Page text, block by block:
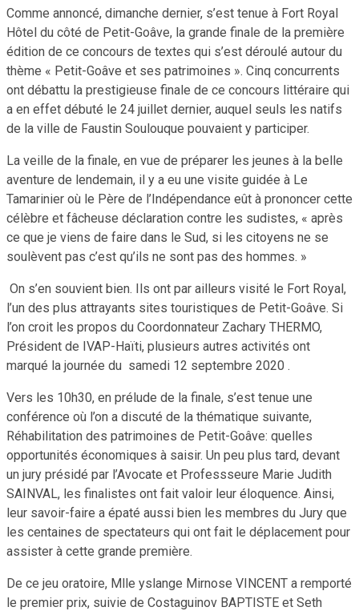
Comme annoncé, dimanche dernier, s’est tenue à Fort Royal
Hôtel du côté de Petit-Goâve, la grande finale de la première
édition de ce concours de textes qui s’est déroulé autour du
thème « Petit-Goâve et ses patrimoines ». Cinq concurrents
ont débattu la prestigieuse finale de ce concours littéraire qui
a en effet débuté le 24 juillet dernier, auquel seuls les natifs
de la ville de Faustin Soulouque pouvaient y participer.
La veille de la finale, en vue de préparer les jeunes à la belle
aventure de lendemain, il y a eu une visite guidée à Le
Tamarinier où le Père de l’Indépendance eût à prononcer cette
célèbre et fâcheuse déclaration contre les sudistes, « après
ce que je viens de faire dans le Sud, si les citoyens ne se
soulèvent pas c’est qu’ils ne sont pas des hommes. »
On s’en souvient bien. Ils ont par ailleurs visité le Fort Royal,
l’un des plus attrayants sites touristiques de Petit-Goâve. Si
l’on croit les propos du Coordonnateur Zachary THERMO,
Président de IVAP-Haïti, plusieurs autres activités ont
marqué la journée du samedi 12 septembre 2020 .
Vers les 10h30, en prélude de la finale, s’est tenue une
conférence où l’on a discuté de la thématique suivante,
Réhabilitation des patrimoines de Petit-Goâve: quelles
opportunités économiques à saisir. Un peu plus tard, devant
un jury présidé par l’Avocate et Professseure Marie Judith
SAINVAL, les finalistes ont fait valoir leur éloquence. Ainsi,
leur savoir-faire a épaté aussi bien les membres du Jury que
les centaines de spectateurs qui ont fait le déplacement pour
assister à cette grande première.
De ce jeu oratoire, Mlle yslange Mirnose VINCENT a remporté
le premier prix, suivie de Costaguinov BAPTISTE et Seth